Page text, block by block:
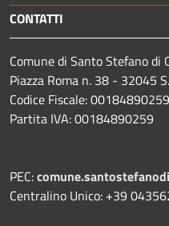
CONTATTI
Comune di Santo Stefano di
Piazza Roma n. 38 - 32045
Codice Fiscale: 00184890259
Partita IVA: 00184890259
PEC:
Centralino Unico: +39